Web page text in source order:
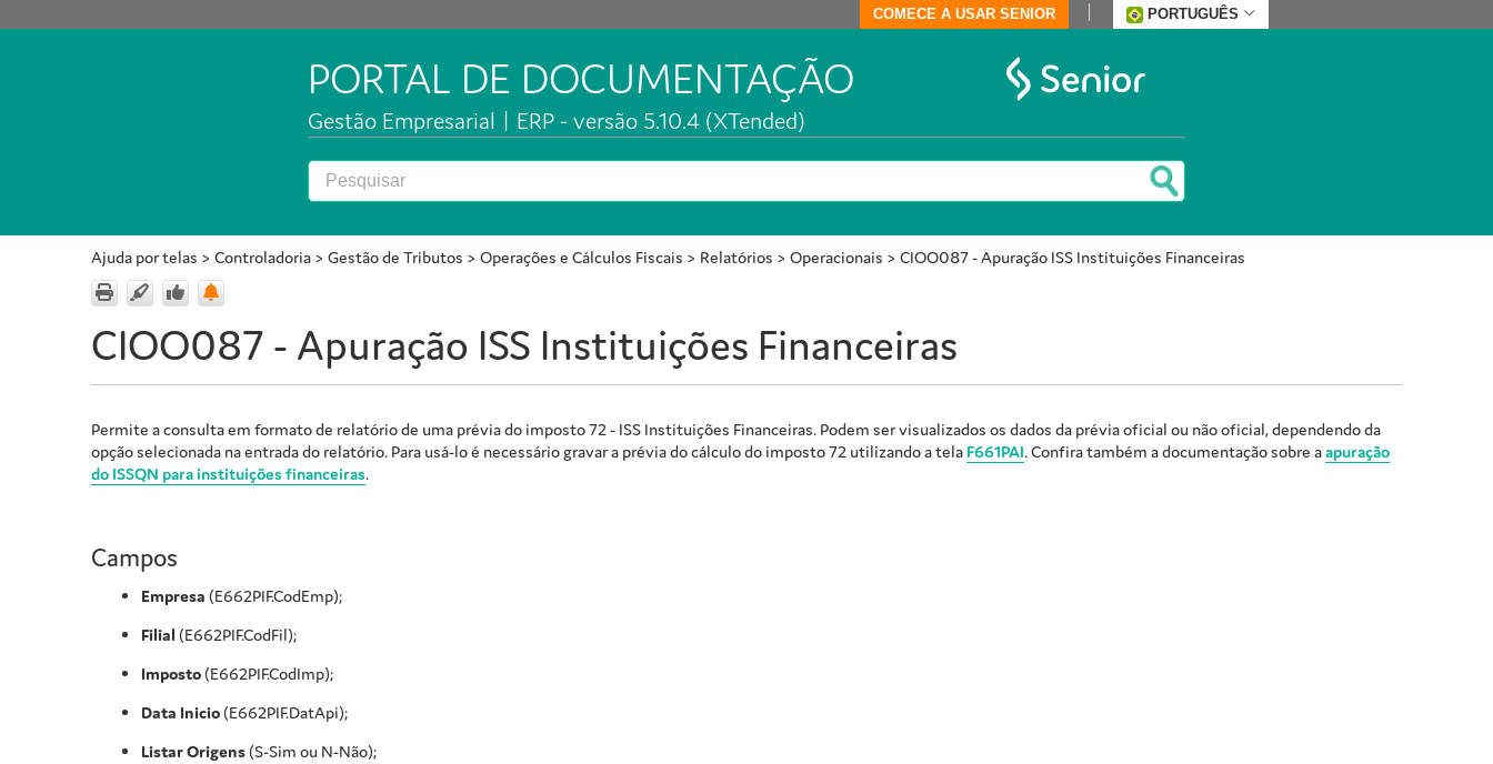
COMECE A USAR SENIOR PORTUGUÊS
PORTAL DE DOCUMENTAÇÃO
Gestão Empresarial | ERP - versão 5.10.4 (XTended)
Ajuda por telas > Controladoria > Gestão de Tributos > Operações e Cálculos Fiscais > Relatórios > Operacionais > CIOO087 - Apuração ISS Instituições Financeiras
CIOO087 - Apuração ISS Instituições Financeiras
Permite a consulta em formato de relatório de uma prévia do imposto 72 - ISS Instituições Financeiras. Podem ser visualizados os dados da prévia oficial ou não oficial, dependendo da
opção selecionada na entrada do relatório. Para usá-lo é necessário gravar a prévia do cálculo do imposto 72 utilizando a tela F661PAI. Confira também a documentação sobre aapuração
do ISSQN para instituições financeiras.
Campos
Empresa (E662PIF.CodEmp);
Filial (E662PIF.CodFil);
Imposto (E662PIF.CodImp);
Data Inicio (E662PIF.DatApi);
Listar Origens (S-Sim ou N-Não);